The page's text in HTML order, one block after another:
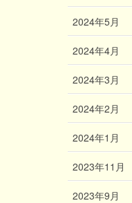
2024年5月
2024年4月
2024年3月
2024年2月
2024年1月
2023年11月
2023年9月